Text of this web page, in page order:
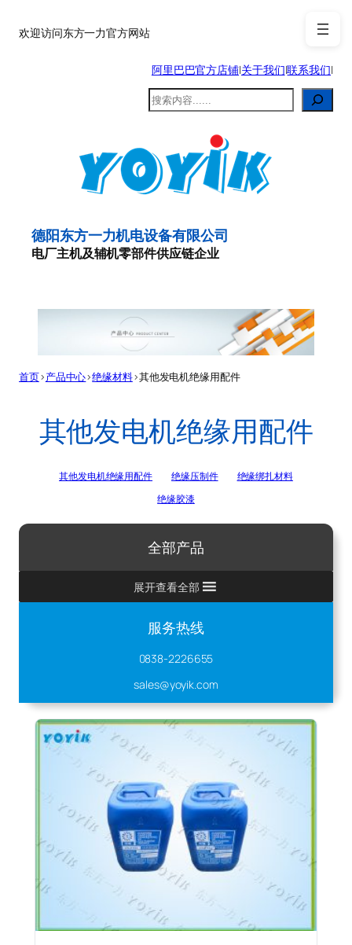
至欢迎访问东方一力官方网站
阿里巴巴官方店铺|关于我们|联系我们|
搜
索
德阳东方一力机电设备有限公司
电厂主机及辅机零部件供应链企业
首页>产品中心>绝缘材料>其他发电机绝缘用配件
其他发电机绝缘用配件
其他发电机绝缘用配件 绝缘压制件
绝缘绑扎材料
绝缘胶漆
全部产品
展开查看全部
服务热线
0838-2226655
sales@yoyik.com